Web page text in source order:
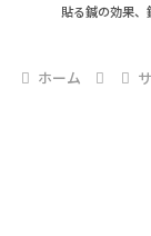
貼る鍼の効果
ホーム